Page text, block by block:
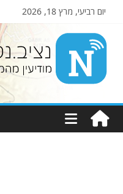
יום רביעי, מרץ 18, 2026
Nziv.net
מודיעין
מהמקורות